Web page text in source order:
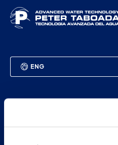
ENG
Vilar de Infesta 36815